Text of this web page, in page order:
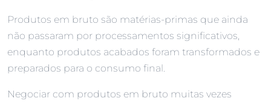
Produtos em bruto são matérias-primas que ainda
não passaram por processamentos significativos,
enquanto produtos acabados foram transformados e
preparados para o consumo final.
Negociar com produtos em bruto muitas vezes